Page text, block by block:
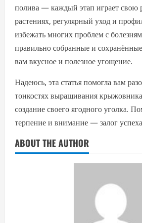
полива — каждый этап играет свою
растениях, регулярный уход и
избежать многих проблем с
правильно собранные и
вам вкусное и полезное угощение.
Надеюсь, эта статья помогла вам
тонкостях выращивания
создание своего ягодного уголка.
терпение и внимание — залог
ABOUT THE AUTHOR